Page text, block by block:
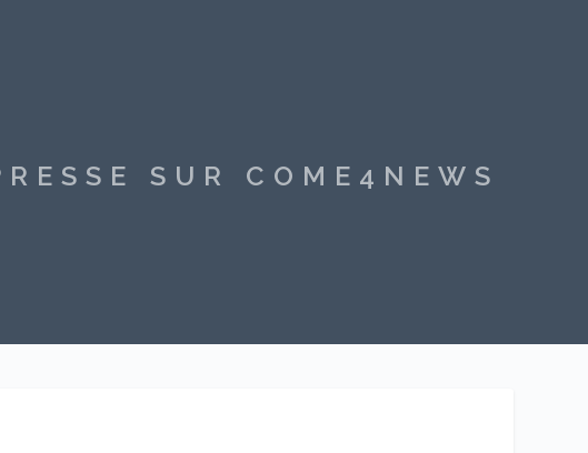
SUR COME4NEWS